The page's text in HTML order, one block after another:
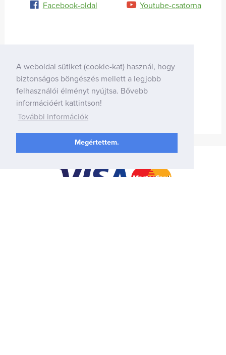
A weboldal sütiket (cookie-kat) használ, hogy
biztonságos böngészés mellett a legjobb
felhasználói élményt nyújtsa. Bővebb
információért kattintson!
További információk
Megértettem.
Facebook-oldal Youtube-csatorna